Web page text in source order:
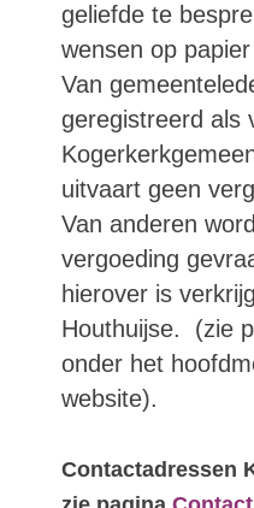
geliefde te
wensen op
Van
geregistreerd als
uitvaart geen
Van anderen
vergoeding
hierover is
Houthuijse. (zie
onder het
website).
Contactadressen